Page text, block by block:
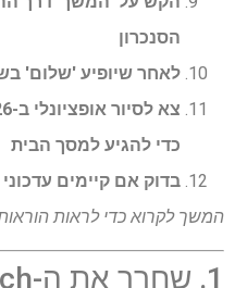
הסנכרון
לאחר שיופיע 'שלום'
כדי להגיע למסך הבית
בדוק אם קיימים
המשך לקרוא כדי לראות